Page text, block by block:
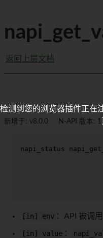
返回上层文档
新增于: v8.0.0 N-API 版本: 1
napi_status
[in] env ：API 被调
[in] value ：
检测到您的浏览器插件正在